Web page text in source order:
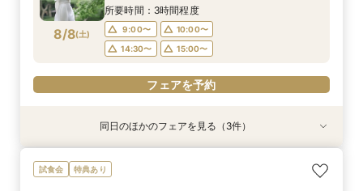
8/8(土)
の豪華4品ハーフコース無料試食付◎初めての見
学にオススメ◎
所要時間：3時間程度
9:00〜
10:00〜
14:30〜
15:00〜
フェアを予約
特典あり
【初見学でも安心】気軽に見学◎結婚式準備ス
タートフェア
特典あり
【少人数*おもてなし重視の方*必見】6名～
OK！少人数婚相談会◆八坂の塔に誓う挙式会場
特典あり
【当館人気No.1】おもてなし重視の方にオススメ
◎「特選牛背肉のロティ―」や八芳園伝統料理
同日のほかのフェアを見る（3件）
試食会 特典あり